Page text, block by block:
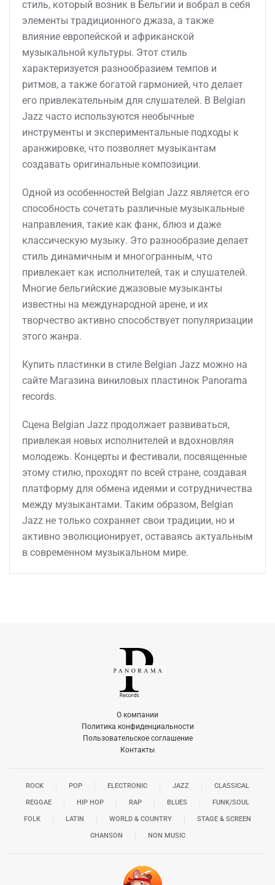
стиль, который возник в Бельгии и вобрал в себя
элементы традиционного джаза, а также
влияние европейской и африканской
музыкальной культуры. Этот стиль
характеризуется разнообразием темпов и
ритмов, а также богатой гармонией, что делает
его привлекательным для слушателей. В Belgian
Jazz часто используются необычные
инструменты и экспериментальные подходы к
аранжировке, что позволяет музыкантам
создавать оригинальные композиции.
Одной из особенностей Belgian Jazz является его
способность сочетать различные музыкальные
направления, такие как фанк, блюз и даже
классическую музыку. Это разнообразие делает
стиль динамичным и многогранным, что
привлекает как исполнителей, так и слушателей.
Многие бельгийские джазовые музыканты
известны на международной арене, и их
творчество активно способствует популяризации
этого жанра.
Купить пластинки в стиле Belgian Jazz можно на
сайте Магазина виниловых пластинок Panorama
records.
Сцена Belgian Jazz продолжает развиваться,
привлекая новых исполнителей и вдохновляя
молодежь. Концерты и фестивали, посвященные
этому стилю, проходят по всей стране, создавая
платформу для обмена идеями и сотрудничества
между музыкантами. Таким образом, Belgian
Jazz не только сохраняет свои традиции, но и
активно эволюционирует, оставаясь актуальным
в современном музыкальном мире.
О компании
Политика конфиденциальности
Пользовательское соглашение
Контакты
ROCK POP ELECTRONIC JAZZ CLASSICAL
REGGAE HIP HOP RAP BLUES FUNK/SOUL
FOLK LATIN WORLD & COUNTRY STAGE & SCREEN
CHANSON NON MUSIC